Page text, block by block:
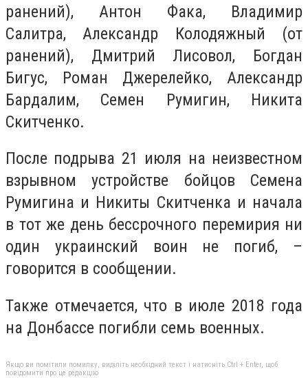
ранений), Антон Фака, Владимир
Салитра, Александр Колодяжный (от
ранений), Дмитрий Лисовол, Богдан
Бигус, Роман Джерелейко, Александр
Бардалим, Семен Румигин, Никита
Скитченко.
После подрыва 21 июля на неизвестном
взрывном устройстве бойцов Семена
Румигина и Никиты Скитченка и начала
в тот же день бессрочного перемирия ни
один украинский воин не погиб, –
говорится в сообщении.
Также отмечается, что в июле 2018 года
на Донбассе погибли семь военных.
Якщо ви помітили помилку, виділіть необхідний текст і натисніть Ctrl + Enter, щоб
повідомити про це редакцію